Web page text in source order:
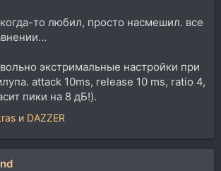
то любил, просто насмешил. все
экстримальные настройки при
attack 10ms, release 10 ms, ratio 4,
пики на 8 дБ!).
и DAZZER